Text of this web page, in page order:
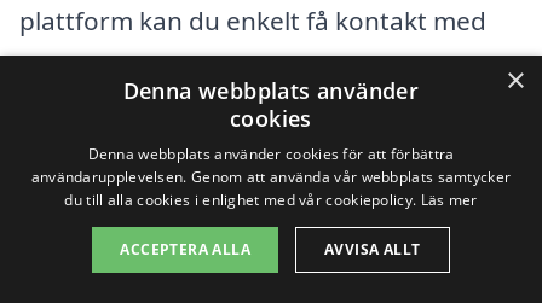
plattform kan du enkelt få kontakt med
kvalificerade städföretag i din närhet som
erbjuder visningsstädning.
Visningsstädning är en särskild typ av
städning som fokuserar på att förbereda
din bostad för visningar, vilket gör den
mer attraktiv för potentiella köpare. Rätt
×
Denna webbplats använder
cookies
Denna webbplats använder cookies för att förbättra
användarupplevelsen. Genom att använda vår webbplats samtycker
du till alla cookies i enlighet med vår cookiepolicy. Läs mer
ACCEPTERA ALLA AVVISA ALLT